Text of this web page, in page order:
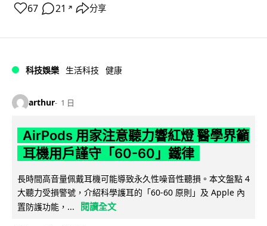
67 21 ↗ 分享
科技娛樂 生活科技 健康
arthur 1 日
AirPods 用家注意聽力響紅燈 醫學界籲
耳機用戶謹守「60-60」鐵律
長時間高音量佩戴耳機可能導致永久性噪音性聽損。本文盤點 4
大聽力受損警號，介紹科學護耳的「60-60 原則」及 Apple 內
置防護功能，...
閱讀全文